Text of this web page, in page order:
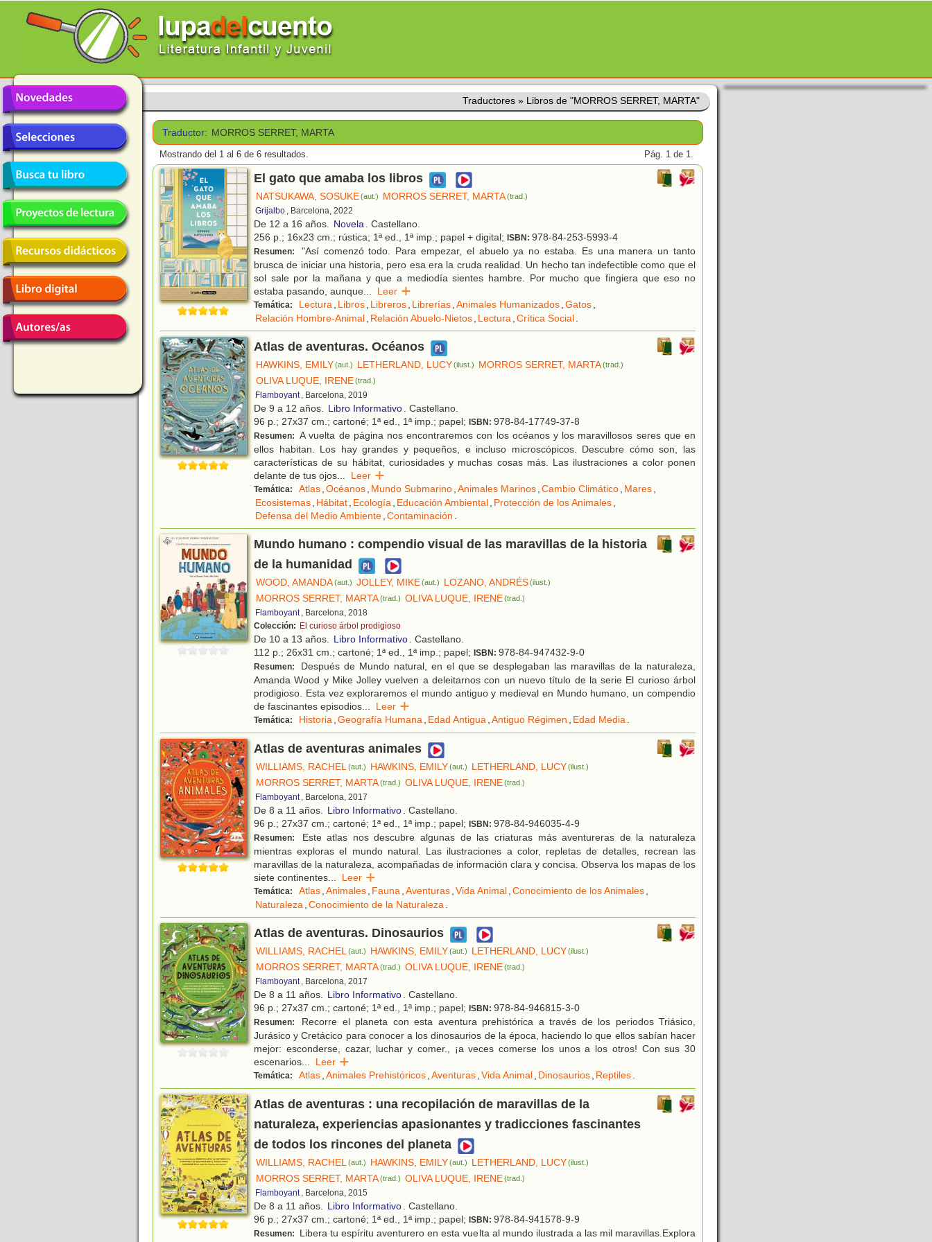
Traductores » Libros de "MORROS SERRET, MARTA"
Traductor: MORROS SERRET, MARTA
Mostrando del 1 al 6 de 6 resultados. Pág. 1 de 1.
El gato que amaba los libros
NATSUKAWA, SOSUKE(aut.) MORROS SERRET, MARTA(trad.)
Grijalbo , Barcelona, 2022
De 12 a 16 años. Novela. Castellano.
256 p.; 16x23 cm.; rústica; 1ª ed., 1ª imp.; papel + digital; ISBN: 978-84-253-5993-4
Resumen:
"Así comenzó todo. Para empezar, el abuelo ya no estaba. Es una manera un tanto
brusca de iniciar una historia, pero esa era la cruda realidad. Un hecho tan indefectible como que el
sol sale por la mañana y que a mediodía sientes hambre. Por mucho que fingiera que eso no
estaba pasando, aunque... Leer
Temática: Lectura, Libros, Libreros, Librerías,Animales Humanizados,Gatos,
Relación Hombre-Animal, Relación Abuelo-Nietos, Lectura,Crítica Social.
Atlas de aventuras. Océanos
HAWKINS, EMILY(aut.) LETHERLAND, LUCY(ilust.) MORROS SERRET, MARTA(trad.)
OLIVA LUQUE, IRENE(trad.)
Flamboyant , Barcelona, 2019
De 9 a 12 años. Libro Informativo. Castellano.
96 p.; 27x37 cm.; cartoné; 1ª ed., 1ª imp.; papel; ISBN: 978-84-17749-37-8
Resumen: A vuelta de página nos encontraremos con los océanos y los maravillosos seres que en
ellos habitan. Los hay grandes y pequeños, e incluso microscópicos. Descubre cómo son, las
características de su hábitat, curiosidades y muchas cosas más. Las ilustraciones a color ponen
delante de tus ojos... Leer
Temática: Atlas,Océanos, Mundo Submarino,Animales Marinos,Cambio Climático, Mares,
Ecosistemas, Hábitat, Ecología, Educación Ambiental, Protección de los Animales,
Defensa del Medio Ambiente,Contaminación .
Mundo humano : compendio visual de las maravillas de la historia
de la humanidad
WOOD, AMANDA(aut.) JOLLEY, MIKE(aut.) LOZANO, ANDRÉS (ilust.)
MORROS SERRET, MARTA(trad.) OLIVA LUQUE, IRENE(trad.)
Flamboyant , Barcelona, 2018
Colección: El curioso árbol prodigioso
De 10 a 13 años. Libro Informativo. Castellano.
112 p.; 26x31 cm.; cartoné; 1ª ed., 1ª imp.; papel; ISBN: 978-84-947432-9-0
Resumen:
Después de Mundo natural, en el que se desplegaban las maravillas de la naturaleza,
Amanda Wood y Mike Jolley vuelven a deleitarnos con un nuevo título de la serie El curioso árbol
prodigioso. Esta vez exploraremos el mundo antiguo y medieval en Mundo humano, un compendio
de fascinantes episodios... Leer
Temática: Historia,Geografía Humana, Edad Antigua,Antiguo Régimen , Edad Media.
Atlas de aventuras animales
WILLIAMS, RACHEL(aut.) HAWKINS, EMILY(aut.) LETHERLAND, LUCY (ilust.)
MORROS SERRET, MARTA(trad.) OLIVA LUQUE, IRENE(trad.)
Flamboyant , Barcelona, 2017
De 8 a 11 años. Libro Informativo. Castellano.
96 p.; 27x37 cm.; cartoné; 1ª ed., 1ª imp.; papel; ISBN: 978-84-946035-4-9
Resumen:
Este atlas nos descubre algunas de las criaturas más aventureras de la naturaleza
mientras exploras el mundo natural. Las ilustraciones a color, repletas de detalles, recrean las
maravillas de la naturaleza, acompañadas de información clara y concisa. Observa los mapas de los
siete continentes... Leer
Temática: Atlas,Animales, Fauna,Aventuras,Vida Animal,Conocimiento de los Animales,
Naturaleza,Conocimiento de la Naturaleza.
Atlas de aventuras. Dinosaurios
WILLIAMS, RACHEL(aut.) HAWKINS, EMILY(aut.) LETHERLAND, LUCY (ilust.)
MORROS SERRET, MARTA(trad.) OLIVA LUQUE, IRENE(trad.)
Flamboyant , Barcelona, 2017
De 8 a 11 años. Libro Informativo. Castellano.
96 p.; 27x37 cm.; cartoné; 1ª ed., 1ª imp.; papel; ISBN: 978-84-946815-3-0
Resumen:
Recorre el planeta con esta aventura prehistórica a través de los periodos Triásico,
Jurásico y Cretácico para conocer a los dinosaurios de la época, haciendo lo que ellos sabían hacer
mejor: esconderse, cazar, luchar y comer., ¡a veces comerse los unos a los otros! Con sus 30
escenarios... Leer
Temática: Atlas,Animales Prehistóricos,Aventuras,Vida Animal, Dinosaurios, Reptiles.
Atlas de aventuras : una recopilación de maravillas de la
naturaleza, experiencias apasionantes y tradicciones fascinantes
de todos los rincones del planeta
WILLIAMS, RACHEL(aut.) HAWKINS, EMILY(aut.) LETHERLAND, LUCY (ilust.)
MORROS SERRET, MARTA(trad.) OLIVA LUQUE, IRENE(trad.)
Flamboyant , Barcelona, 2015
De 8 a 11 años. Libro Informativo. Castellano.
96 p.; 27x37 cm.; cartoné; 1ª ed., 1ª imp.; papel; ISBN: 978-84-941578-9-9
Resumen:
Libera tu espíritu aventurero en esta vuelta al mundo ilustrada a las mil maravillas.Explora